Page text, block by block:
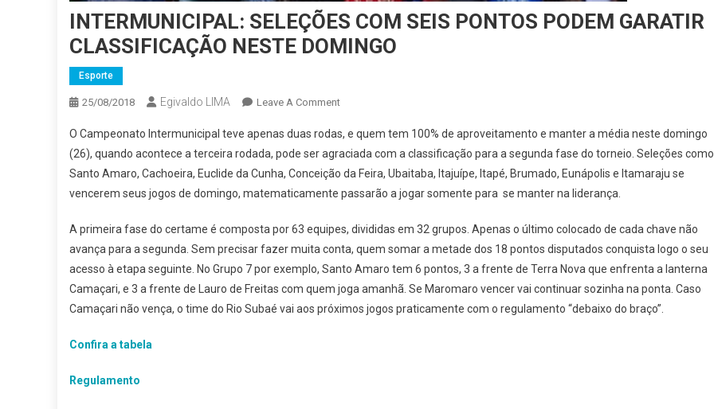
INTERMUNICIPAL: SELEÇÕES COM SEIS PONTOS PODEM GARATIR
CLASSIFICAÇÃO NESTE DOMINGO
Esporte
25/08/2018 Egivaldo LIMA Leave A CommentOn
SELEÇÕES
COM
SEIS
PONTOS
GARATIR
CLASSIFICAÇÃO
NESTE
DOMINGO
O Campeonato Intermunicipal teve apenas duas rodas, e quem tem 100% de aproveitamento e manter a média neste domingo
(26), quando acontece a terceira rodada, pode ser agraciada com a classificação para a segunda fase do torneio. Seleções como
Santo Amaro, Cachoeira, Euclide da Cunha, Conceição da Feira, Ubaitaba, Itajuípe, Itapé, Brumado, Eunápolis e Itamaraju se
vencerem seus jogos de domingo, matematicamente passarão a jogar somente para se manter na liderança.
A primeira fase do certame é composta por 63 equipes, divididas em 32 grupos. Apenas o último colocado de cada chave não
avança para a segunda. Sem precisar fazer muita conta, quem somar a metade dos 18 pontos disputados conquista logo o seu
acesso à etapa seguinte. No Grupo 7 por exemplo, Santo Amaro tem 6 pontos, 3 a frente de Terra Nova que enfrenta a lanterna
Camaçari, e 3 a frente de Lauro de Freitas com quem joga amanhã. Se Maromaro vencer vai continuar sozinha na ponta. Caso
Camaçari não vença, o time do Rio Subaé vai aos próximos jogos praticamente com o regulamento “debaixo do braço”.
Confira a tabela
Regulamento